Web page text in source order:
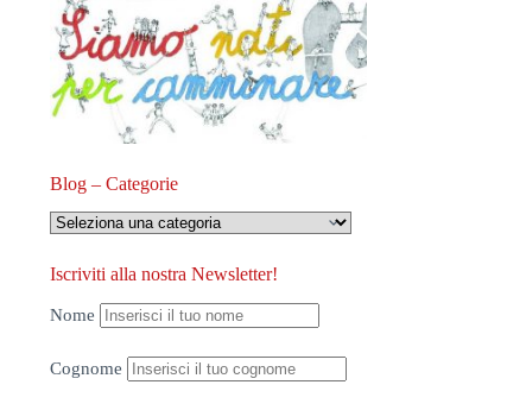
Blog – Categorie
Blog
–
Iscriviti alla nostra Newsletter!
Nome
Cognome